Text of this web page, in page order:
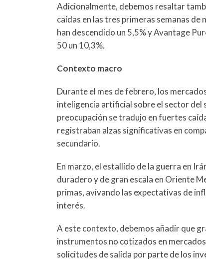
Adicionalmente, debemos resaltar
caídas en las tres primeras semanas de
han descendido un 5,5% y Avantage
50 un 10,3%.
Contexto macro
Durante el mes de febrero, los
inteligencia artificial sobre el sector
preocupación se tradujo en fuertes
registraban alzas significativas en
secundario.
En marzo, el estallido de la guerra en
duradero y de gran escala en Oriente
primas, avivando las expectativas de
interés.
A este contexto, debemos añadir que
instrumentos no cotizados en
solicitudes de salida por parte de los